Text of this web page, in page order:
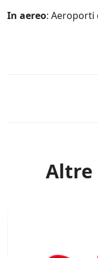
t
In aereo: Aeroporti
Altre